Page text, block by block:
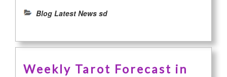
Blog Latest News sd
Weekly Tarot Forecast in